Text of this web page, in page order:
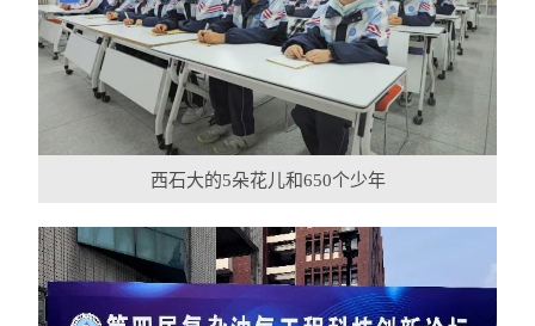
西石大的5朵花儿和650个少年